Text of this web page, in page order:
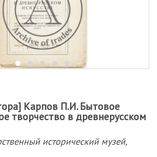
Карпов П.И. Бытовое
творчество в древнерусском
исторический музей,